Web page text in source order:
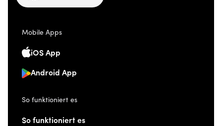
Mobile Apps
iOS App
Android App
So funktioniert es
So funktioniert es